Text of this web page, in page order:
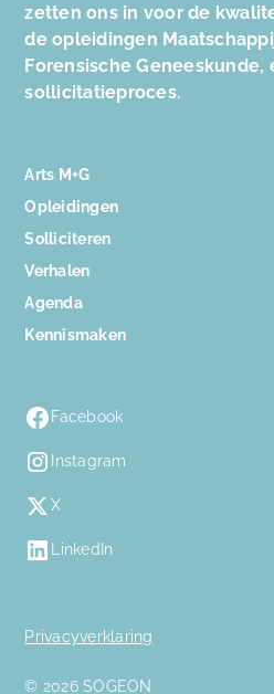
zetten ons in voor de
de opleidingen
Forensische
sollicitatieproces.
Arts M+G
Opleidingen
Solliciteren
Verhalen
Agenda
Kennismaken
Facebook
Instagram
X
LinkedIn
© 2026 SOGEON
Privacyverklaring